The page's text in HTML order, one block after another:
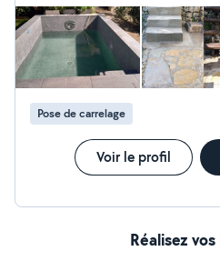
toiture...). Ne hésitez pas à
vos projets. A bientôt
Pose de carrelage
Voir le profil
Réalisez